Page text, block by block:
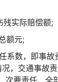
实际赔偿额;
额元;
数，即事故
，交通事故